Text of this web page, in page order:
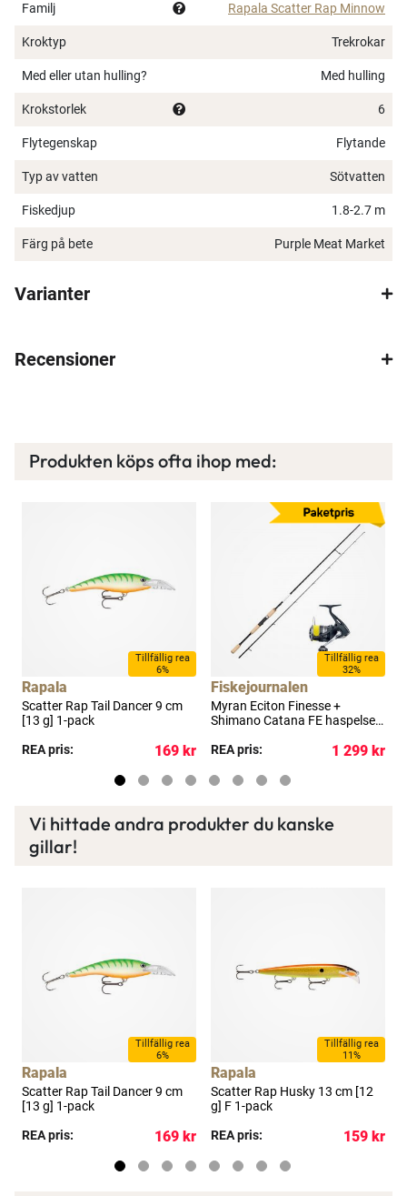
Bättre priser, fri frakt på alla ordrar, bonuscheck
Läs mer här
×
Familj Rapala Scatter Rap Minnow
Kroktyp Trekrokar
Med eller utan hulling? Med hulling
Krokstorlek 6
Flytegenskap Flytande
Typ av vatten Sötvatten
Fiskedjup 1.8-2.7 m
Färg på bete Purple Meat Market
Varianter
Recensioner
Produkten köps ofta ihop med:
Tillfällig rea
6%
Rapala
Scatter Rap Tail Dancer 9 cm
[13 g] 1-pack
REA pris:
169 kr
Tillfällig rea
32%
Fiskejournalen
Myran Eciton Finesse +
Shimano Catana FE haspelset
REA pris:
1 299 kr
Vi hittade andra produkter du kanske
gillar!
Tillfällig rea
6%
Rapala
Scatter Rap Tail Dancer 9 cm
[13 g] 1-pack
REA pris:
169 kr
Tillfällig rea
11%
Rapala
Scatter Rap Husky 13 cm [12
g] F 1-pack
REA pris:
159 kr